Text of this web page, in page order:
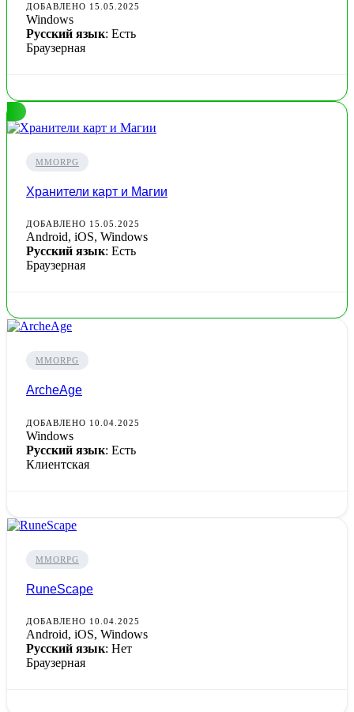
ДОБАВЛЕНО 15.05.2025
Windows
Русский язык: Есть
Браузерная
MMORPG
Хранители карт и Магии
ДОБАВЛЕНО 15.05.2025
Android, iOS, Windows
Русский язык: Есть
Браузерная
MMORPG
ArcheAge
ДОБАВЛЕНО 10.04.2025
Windows
Русский язык: Есть
Клиентская
MMORPG
RuneScape
ДОБАВЛЕНО 10.04.2025
Android, iOS, Windows
Русский язык: Нет
Браузерная